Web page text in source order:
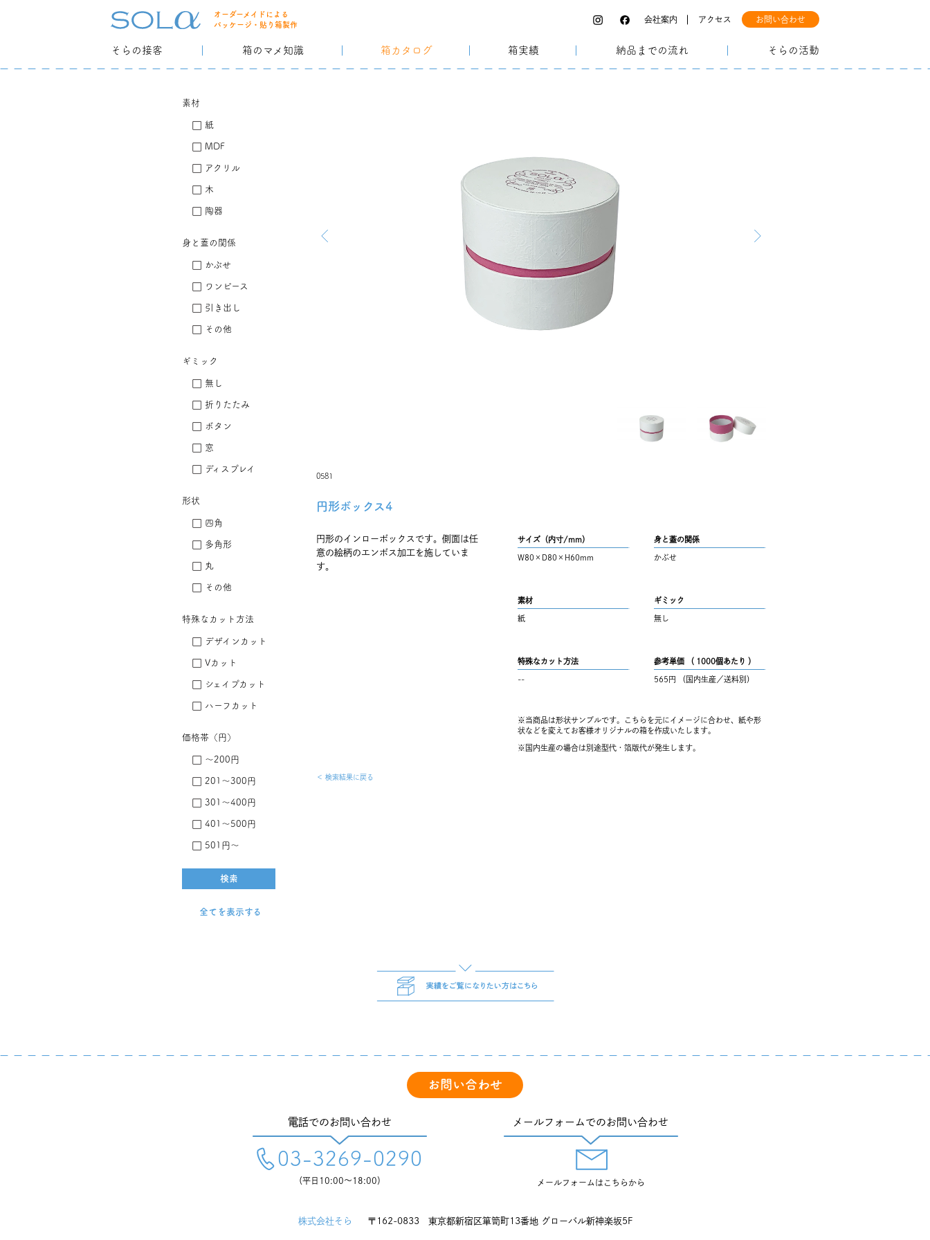
オーダーメイドによる
パッケージ・貼り箱製作
会社案内 アクセス お問い合わせ
そらの接客 箱のマメ知識 箱カタログ 箱実績 納品までの流れ そらの活動
素材
紙
MDF
アクリル
木
陶器
身と蓋の関係
かぶせ
ワンピース
引き出し
その他
ギミック
無し
折りたたみ
ボタン
窓
ディスプレイ
形状
四角
多角形
丸
その他
特殊なカット方法
デザインカット
Vカット
シェイプカット
ハーフカット
価格帯（円）
～200円
201～300円
301～400円
401～500円
501円～
全てを表示する
0581
円形ボックス4
円形のインローボックスです。側面は任
意の絵柄のエンボス加工を施していま
す。
サイズ（内寸/mm）
W80×D80×H60mm
身と蓋の関係
かぶせ
素材
紙
ギミック
無し
特殊なカット方法
--
参考単価 （ 1000個あたり ）
565円 （国内生産／送料別）
※当商品は形状サンプルです。こちらを元にイメージに合わせ、紙や形
状などを変えてお客様オリジナルの箱を作成いたします。
※国内生産の場合は別途型代・箔版代が発生します。
＜ 検索結果に戻る
お問い合わせ
電話でのお問い合わせ
03-3269-0290
（平日10:00〜18:00）
メールフォームでのお問い合わせ
メールフォームはこちらから
株式会社そら 〒162-0833 東京都新宿区箪笥町13番地 グローバル新神楽坂5F